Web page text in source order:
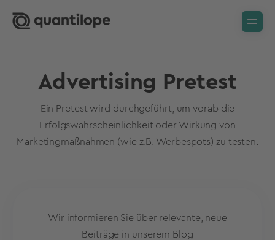
Advertising Pretest
Ein Pretest wird durchgeführt, um vorab die
Erfolgswahrscheinlichkeit oder Wirkung von
Marketingmaßnahmen (wie z.B. Werbespots) zu testen.
Wir informieren Sie über relevante, neue
Beiträge in unserem Blog